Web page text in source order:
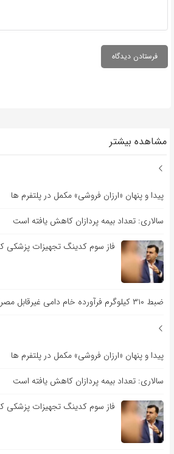
مشاهده بیشتر
پیدا و پنهان «ارزان فروشی» مکمل در پلتفرم ها
سالاری: تعداد بیمه پردازان کاهش یافته است
فاز سوم کدینگ تجهیزات پزشکی
ضبط ۳۱۰ کیلوگرم فرآورده خام دامی غیرقابل مصرف در ایلام
پیدا و پنهان «ارزان فروشی» مکمل در پلتفرم ها
سالاری: تعداد بیمه پردازان کاهش یافته است
فاز سوم کدینگ تجهیزات پزشکی